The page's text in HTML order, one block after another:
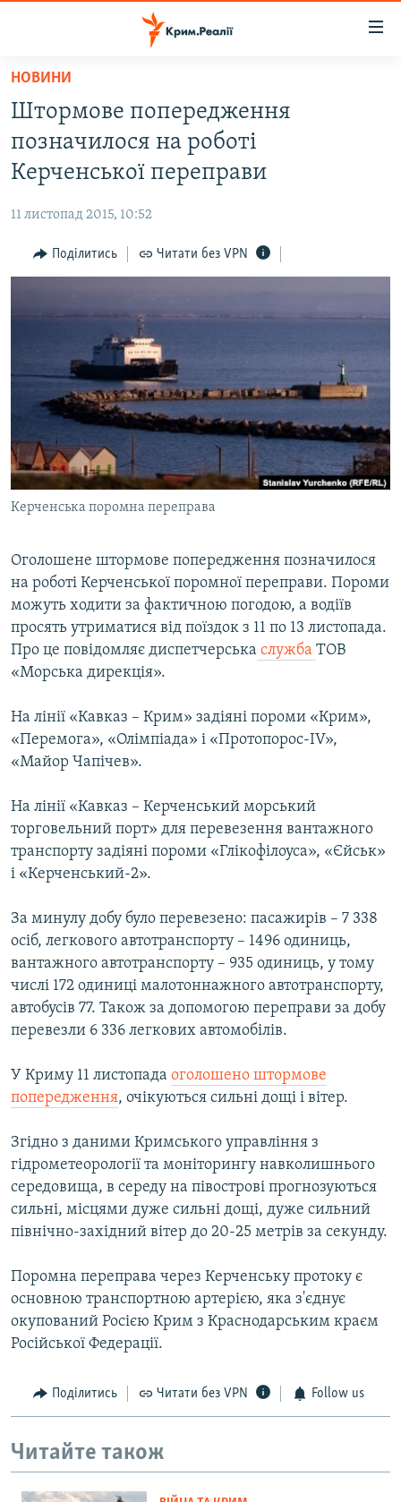
Перейти
основного
матеріалу
Перейти
до
основної
Перейти
до
ВОДА.КРИМ
ВІДЕО ТА ФОТО
БЛОГИ
ПОГЛЯД
ВСЕ ЗА ДЕНЬ
СПЕЦПРОЕКТИ
ДЕПОРТАЦІЯ
ВІДЕОУРОКИ «ELIFBE»
СВІДЧЕННЯ ОКУПАЦІЇ
УКРАЇНСЬКА ПРОБЛЕМА КРИМУ
ІНФОГРАФІКА
ЯК ОБІЙТИ БЛОКУВАННЯ
Qırımtatar
ДОЛУЧАЙСЯ!
Усі сайти RFE/RL
НОВИНИ
Штормове попередження
позначилося на роботі
Керченської переправи
11 листопад 2015, 10:52
Поділитись Читати без VPN
Керченська поромна переправа
Оголошене штормове попередження позначилося
на роботі Керченської поромної переправи. Пороми
можуть ходити за фактичною погодою, а водіїв
просять утриматися від поїздок з 11 по 13 листопада.
Про це повідомляє диспетчерська служба ТОВ
«Морська дирекція».
На лінії «Кавказ – Крим» задіяні пороми «Крим»,
«Перемога», «Олімпіада» і «Протопорос-IV»,
«Майор Чапічев».
На лінії «Кавказ – Керченський морський
торговельний порт» для перевезення вантажного
транспорту задіяні пороми «Глікофілоуса», «Єйськ»
і «Керченський-2».
За минулу добу було перевезено: пасажирів – 7 338
осіб, легкового автотранспорту – 1496 одиниць,
вантажного автотранспорту – 935 одиниць, у тому
числі 172 одиниці малотоннажного автотранспорту,
автобусів 77. Також за допомогою переправи за добу
перевезли 6 336 легкових автомобілів.
У Криму 11 листопада оголошено штормове
попередження, очікуються сильні дощі і вітер.
Згідно з даними Кримського управління з
гідрометеорології та моніторингу навколишнього
середовища, в середу на півострові прогнозуються
сильні, місцями дуже сильні дощі, дуже сильний
північно-західний вітер до 20-25 метрів за секунду.
Поромна переправа через Керченську протоку є
основною транспортною артерією, яка з'єднує
окупований Росією Крим з Краснодарським краєм
Російської Федерації.
Поділитись Читати без VPN Follow us
Читайте також